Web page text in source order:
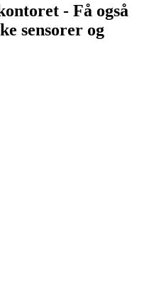
- Få også
sensorer og